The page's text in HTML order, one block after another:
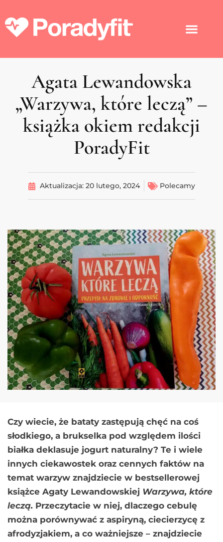
Agata Lewandowska
„Warzywa, które leczą” –
książka okiem redakcji
PoradyFit
Aktualizacja: 20 lutego, 2024 Polecamy
Czy wiecie, że bataty zastępują chęć na coś
słodkiego, a brukselka pod względem ilości
białka deklasuje jogurt naturalny? Te i wiele
innych ciekawostek oraz cennych faktów na
temat warzyw znajdziecie w bestsellerowej
książce Agaty Lewandowskiej Warzywa, które
leczą. Przeczytacie w niej, dlaczego cebulę
można porównywać z aspiryną, ciecierzycę z
afrodyzjakiem, a co ważniejsze – znajdziecie